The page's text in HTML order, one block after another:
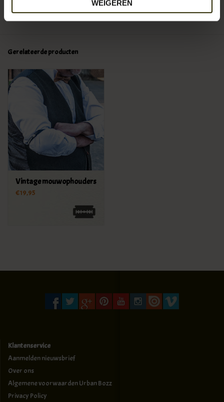
WEIGEREN
Aan verlanglijst toevoegen/Toevoegen om te vergelijken/Afdrukken
Gerelateerde producten
Vintage mouwophouders
€19,95
Klantenservice
Aanmelden nieuwsbrief
Over ons
Algemene voorwaarden Urban Bozz
Privacy Policy